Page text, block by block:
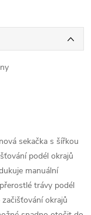
sekačka s šířkou
podél okrajů
manuální
trávy podél
okrajů